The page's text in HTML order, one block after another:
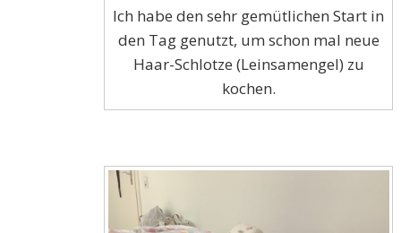
Ich habe den sehr gemütlichen Start in
den Tag genutzt, um schon mal neue
Haar-Schlotze (Leinsamengel) zu
kochen.